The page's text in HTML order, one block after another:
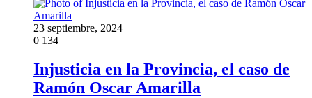
23 septiembre, 2024
0 134
Injusticia en la Provincia, el caso de
Ramón Oscar Amarilla